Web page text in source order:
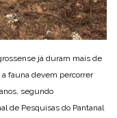
já duram mais de
fauna devem percorrer
segundo
de Pesquisas do Pantanal